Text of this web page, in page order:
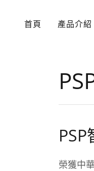
首頁 產品介紹
榮獲中